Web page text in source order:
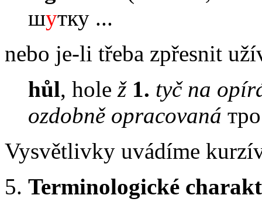
шутку ...
nebo je-li třeba zpřesnit
hůl, hole ž 1. tyč na
ozdobně opracovaná
Vysvětlivky uvádíme
5. Terminologické